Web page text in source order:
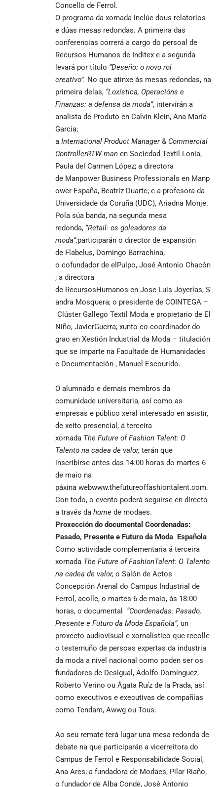
Concello de Ferrol.
O programa da xornada inclúe dous relatorios
e dúas mesas redondas. A primeira das
conferencias correrá a cargo do persoal de
Recursos Humanos de Inditex e a segunda
levará por título “Deseño: o novo rol
creativo”. No que atinxe ás mesas redondas, na
primeira delas, “Loxística, Operacións e
Finanzas: a defensa da moda”, intervirán a
analista de Produto en Calvin Klein, Ana María
García;
a International Product Manager& Commercial
ControllerRTW man en Sociedad Textil Lonia,
Paula del Carmen López; a directora
de Manpower Business Professionals en Manp
ower España, Beatriz Duarte; e a profesora da
Universidade da Coruña (UDC), Ariadna Monje.
Pola súa banda, na segunda mesa
redonda, “Retail: os goleadores da
moda”,participarán o director de expansión
de Flabelus, Domingo Barrachina;
o cofundador de elPulpo, José Antonio Chacón
; a directora
de RecursosHumanos en Jose Luis Joyerías, S
andra Mosquera; o presidente de COINTEGA –
Clúster Gallego Textil Moda e propietario de El
Niño, JavierGuerra; xunto co coordinador do
grao en Xestión Industrial da Moda – titulación
que se imparte na Facultade de Humanidades
e Documentación-, Manuel Escourido.
O alumnado e demais membros da
comunidade universitaria, así como as
empresas e público xeral interesado en asistir,
de xeito presencial, á terceira
xornada The Future of Fashion Talent: O
Talento na cadea de valor, terán que
inscribirse antes das 14:00 horas do martes 6
de maio na
páxina webwww.thefutureoffashiontalent.com.
Con todo, o evento poderá seguirse en directo
a través da home de modaes.
Proxección do documental Coordenadas:
Pasado, Presente e Futuro da Moda Española
Como actividade complementaria á terceira
xornada The Future of FashionTalent: O Talento
na cadea de valor, o Salón de Actos
Concepción Arenal do Campus Industrial de
Ferrol, acolle, o martes 6 de maio, ás 18:00
horas, o documental “Coordenadas: Pasado,
Presente e Futuro da Moda Española”, un
proxecto audiovisual e xornalístico que recolle
o testemuño de persoas expertas da industria
da moda a nivel nacional como poden ser os
fundadores de Desigual, Adolfo Domínguez,
Roberto Verino ou Ágata Ruíz de la Prada, así
como executivos e executivas de compañías
como Tendam, Awwg ou Tous.
Ao seu remate terá lugar una mesa redonda de
debate na que participarán a vicerreitora do
Campus de Ferrol e Responsabilidade Social,
Ana Ares; a fundadora de Modaes, Pilar Riaño;
o fundador de Alba Conde, José Antonio